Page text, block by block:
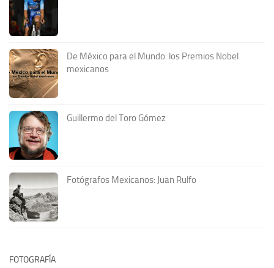
De México para el Mundo: los Premios Nobel
mexicanos
Guillermo del Toro Gómez
Fotógrafos Mexicanos: Juan Rulfo
FOTOGRAFÍA